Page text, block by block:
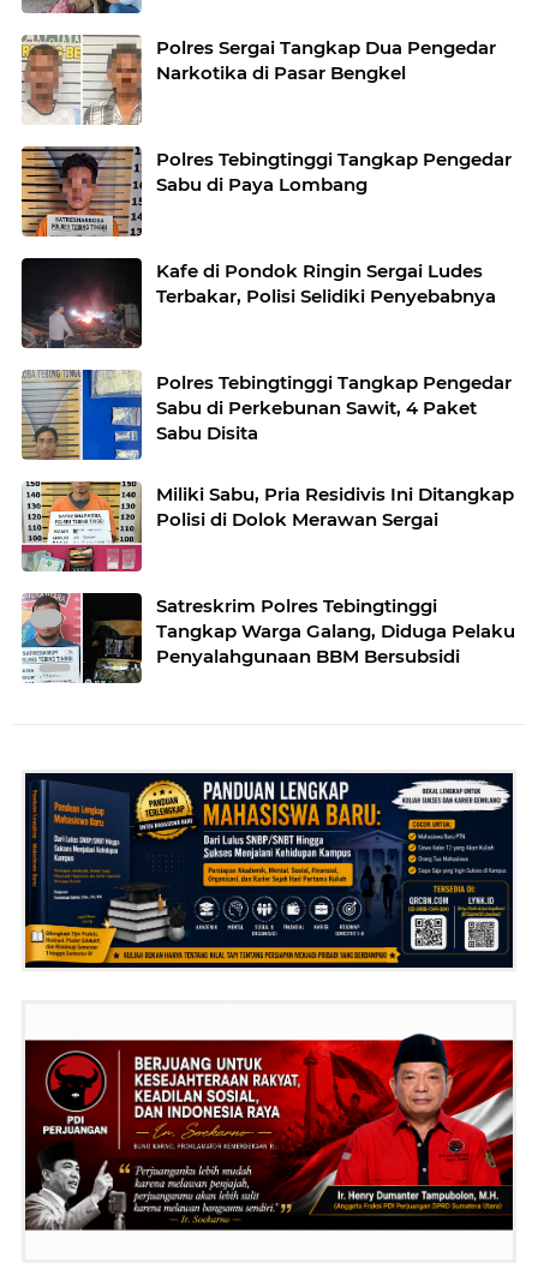
Polres Sergai Tangkap Dua Pengedar
Narkotika di Pasar Bengkel
Polres Tebingtinggi Tangkap Pengedar
Sabu di Paya Lombang
Kafe di Pondok Ringin Sergai Ludes
Terbakar, Polisi Selidiki Penyebabnya
Polres Tebingtinggi Tangkap Pengedar
Sabu di Perkebunan Sawit, 4 Paket
Sabu Disita
Miliki Sabu, Pria Residivis Ini Ditangkap
Polisi di Dolok Merawan Sergai
Satreskrim Polres Tebingtinggi
Tangkap Warga Galang, Diduga Pelaku
Penyalahgunaan BBM Bersubsidi